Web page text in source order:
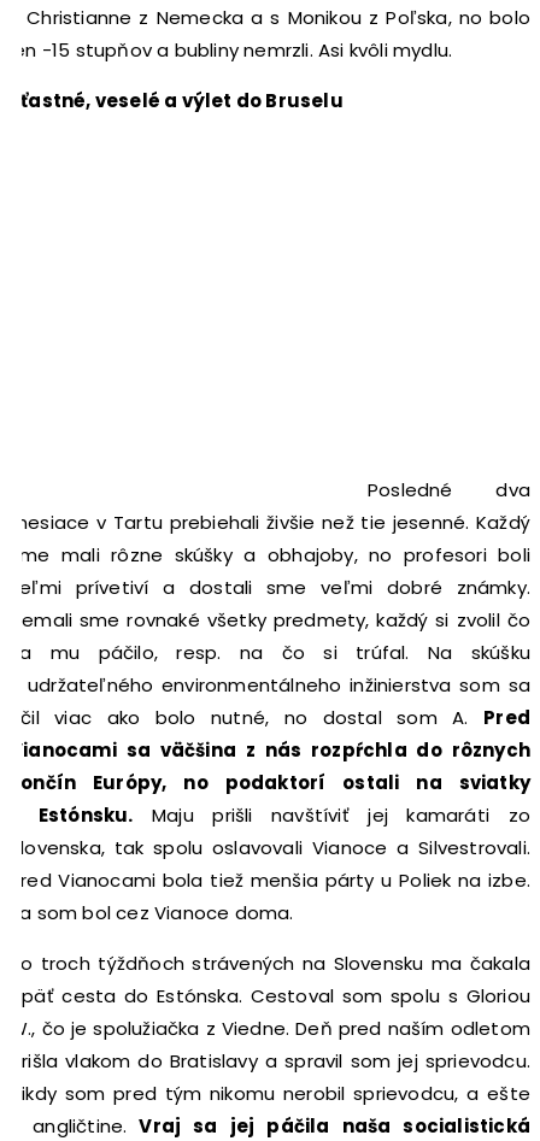
s Christianne z Nemecka a s Monikou z Poľska, no bolo
len -15 stupňov a bubliny nemrzli. Asi kvôli mydlu.
Šťastné, veselé a výlet do Bruselu
Posledné dva
mesiace v Tartu prebiehali živšie než tie jesenné. Každý
sme mali rôzne skúšky a obhajoby, no profesori boli
veľmi prívetiví a dostali sme veľmi dobré známky.
Nemali sme rovnaké všetky predmety, každý si zvolil čo
sa mu páčilo, resp. na čo si trúfal. Na skúšku
z udržateľného environmentálneho inžinierstva som sa
učil viac ako bolo nutné, no dostal som A. Pred
Vianocami sa väčšina z nás rozpŕchla do rôznych
končín Európy, no podaktorí ostali na sviatky
v Estónsku. Maju prišli navštíviť jej kamaráti zo
Slovenska, tak spolu oslavovali Vianoce a Silvestrovali.
Pred Vianocami bola tiež menšia párty u Poliek na izbe.
Ja som bol cez Vianoce doma.
Po troch týždňoch strávených na Slovensku ma čakala
opäť cesta do Estónska. Cestoval som spolu s Gloriou
W., čo je spolužiačka z Viedne. Deň pred naším odletom
prišla vlakom do Bratislavy a spravil som jej sprievodcu.
Nikdy som pred tým nikomu nerobil sprievodcu, a ešte
v angličtine. Vraj sa jej páčila naša socialistická